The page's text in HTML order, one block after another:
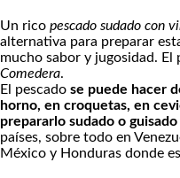
Un rico pescado sudado con
alternativa para preparar
mucho sabor y jugosidad. El
Comedera.
El pescado se puede hacer
horno, en croquetas, en
prepararlo sudado o guisado
países, sobre todo en
México y Honduras donde